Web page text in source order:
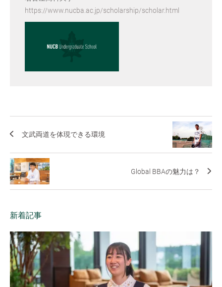
https://www.nucba.ac.jp/scholarship/scholar.html
文武両道を体現できる環境
Global BBAの魅力は？
新着記事